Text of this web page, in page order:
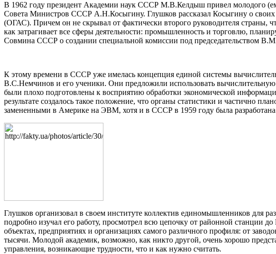
В 1962 году президент Академии наук СССР М.В.Келдыш привел молодого
Совета Министров СССР А.Н.Косыгину. Глушков рассказал Косыгину о
(ОГАС). Причем он не скрывал от фактически второго руководителя страны,
как затрагивает все сферы деятельности: промышленность и торговлю,
Совмина СССР о создании специальной комиссии под председательством
К этому времени в СССР уже имелась концепция единой системы
В.С.Немчинов и его ученики. Они предложили использовать
были плохо подготовлены к восприятию обработки экономической
результате создалось такое положение, что органы статистики и частично
замененными в Америке на ЭВМ, хотя и в СССР в 1959 году была
Глушков организовал в своем институте коллектив единомышленников для
подробно изучал его работу, просмотрел всю цепочку от районной
объектах, предприятиях и организациях самого различного профиля: от
тысячи. Молодой академик, возможно, как никто другой, очень хорошо
управления, возникающие трудности, что и как нужно считать.